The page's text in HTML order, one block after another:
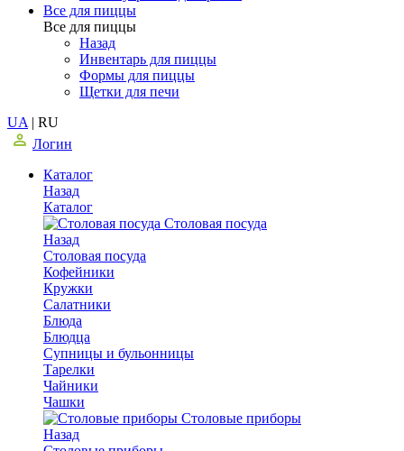
Все для пиццы
Все для пиццы
Назад
Инвентарь для пиццы
Формы для пиццы
Щетки для печи
UA | RU
Логин
Каталог
Назад
Каталог
Столовая посуда
Назад
Столовая посуда
Кофейники
Кружки
Салатники
Блюда
Блюдца
Супницы и бульонницы
Тарелки
Чайники
Чашки
Cтоловые приборы
Назад